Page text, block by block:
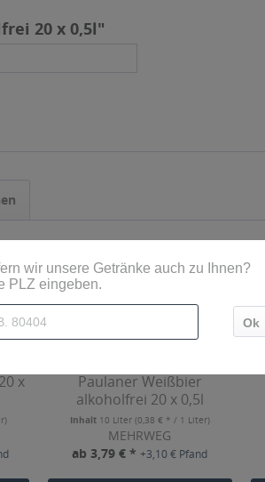
20 x 0,5l"
x
Paulaner Weißbier
alkoholfrei 20 x 0,5l
Inhalt 10 Liter (0,38 € * / 1 Liter)
MEHRWEG
ab 3,79 € *+3,10 € Pfand